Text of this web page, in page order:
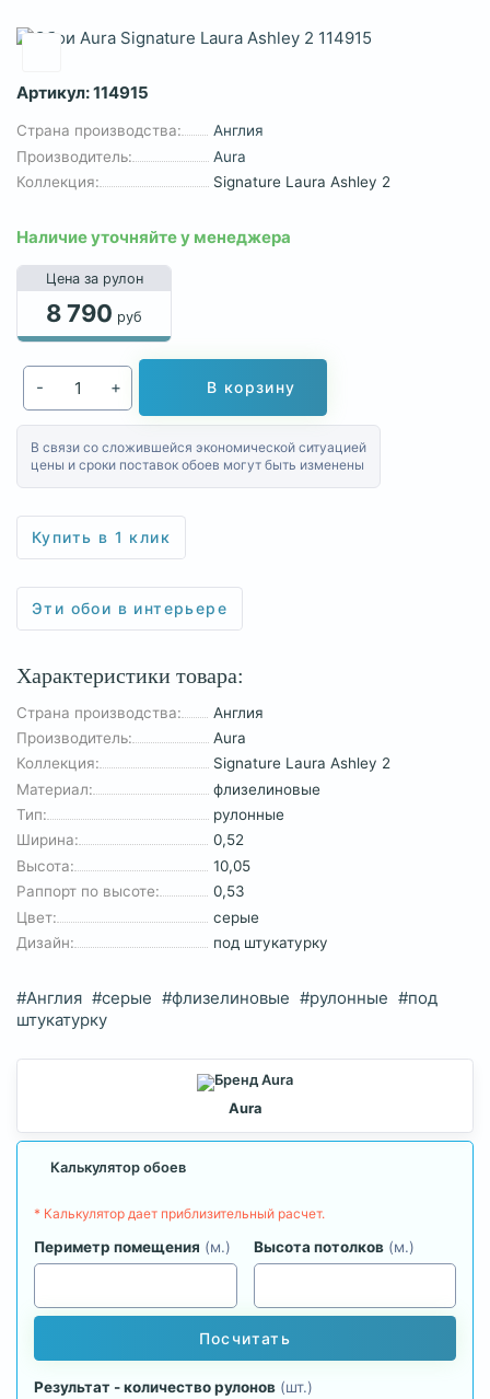
Артикул:114915
Страна производства:
Англия
Производитель:
Aura
Коллекция:
Signature Laura Ashley 2
Наличие уточняйте у менеджера
Цена за рулон
8 790 руб
- + В корзину
В связи со сложившейся экономической ситуацией
цены и сроки поставок обоев могут быть изменены
Купить в 1 клик
Эти обои в интерьере
Характеристики товара:
Страна производства:
Англия
Производитель:
Aura
Коллекция:
Signature Laura Ashley 2
Материал:
флизелиновые
Тип:
рулонные
Ширина:
0,52
Высота:
10,05
Раппорт по высоте:
0,53
Цвет:
серые
Дизайн:
под штукатурку
#Англия #серые #флизелиновые #рулонные #под
штукатурку
Aura
Калькулятор обоев
* Калькулятор дает приблизительный расчет.
Периметр помещения (м.) Высота потолков (м.)
Посчитать
Результат - количество рулонов (шт.)